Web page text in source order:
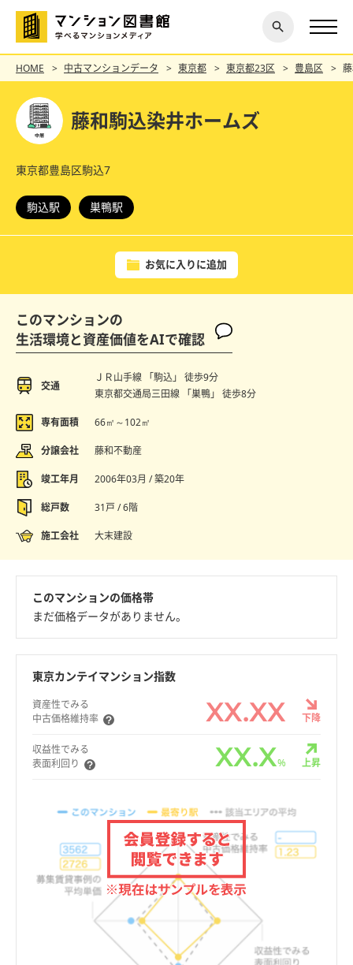
探す
閉じ
る
HOME 中古マンションデータ 東京都 東京都23区 豊島区
藤和駒込染井ホームズ
東京都豊島区駒込7
駒込駅 巣鴨駅
お気に入りに追加
このマンションの
生活環境と資産価値をAIで確認
交通
ＪＲ山手線 「駒込」 徒歩9分
東京都交通局三田線 「巣鴨」 徒歩8分
専有面積 66㎡～102㎡
分譲会社 藤和不動産
竣工年月 2006年03月 / 築20年
総戸数 31戸 / 6階
施工会社 大末建設
このマンションの価格帯
まだ価格データがありません。
東京カンテイマンション指数
資産性でみる
中古価格維持率
XX.XX 下降
収益性でみる
表面利回り
XX.X% 上昇